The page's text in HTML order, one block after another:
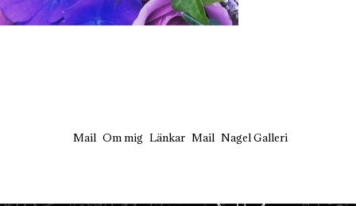
Mail Om mig Länkar Mail Nagel Galleri